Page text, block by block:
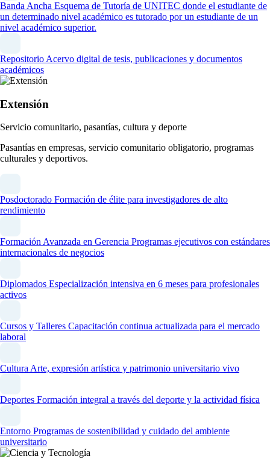
Banda Ancha Esquema de Tutoría de UNITEC donde el estudiante de
un determinado nivel académico es tutorado por un estudiante de un
nivel académico superior.
Repositorio Acervo digital de tesis, publicaciones y documentos
académicos
Extensión
Servicio comunitario, pasantías, cultura y deporte
Pasantías en empresas, servicio comunitario obligatorio, programas
culturales y deportivos.
Posdoctorado Formación de élite para investigadores de alto
rendimiento
Formación Avanzada en Gerencia Programas ejecutivos con estándares
internacionales de negocios
Diplomados Especialización intensiva en 6 meses para profesionales
activos
Cursos y Talleres Capacitación continua actualizada para el mercado
laboral
CulturaArte, expresión artística y patrimonio universitario vivo
Deportes Formación integral a través del deporte y la actividad física
Entorno Programas de sostenibilidad y cuidado del ambiente
universitario